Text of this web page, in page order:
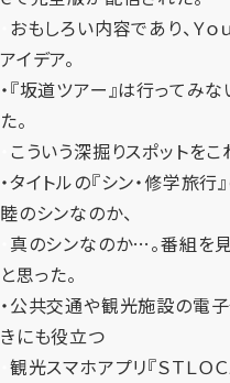
おもしろい内容であり、Ｙ
アイデア。
・『坂道ツアー』は行ってみ
た。
こういう深掘りスポットを
・タイトルの『シン・修学旅行
睦のシンなのか、
真のシンなのか…。番組を見
と思った。
・公共交通や観光施設の電子
きにも役立つ
観光スマホアプリ『ＳＴＬＯ